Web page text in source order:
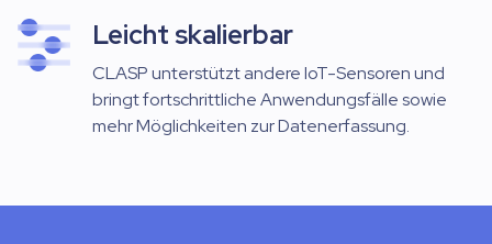
Leicht skalierbar
CLASP unterstützt andere IoT-Sensoren und
bringt fortschrittliche Anwendungsfälle sowie
mehr Möglichkeiten zur Datenerfassung.